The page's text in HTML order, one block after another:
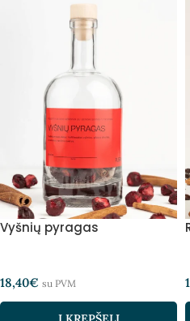
Vyšnių pyragas
18,40€ su PVM